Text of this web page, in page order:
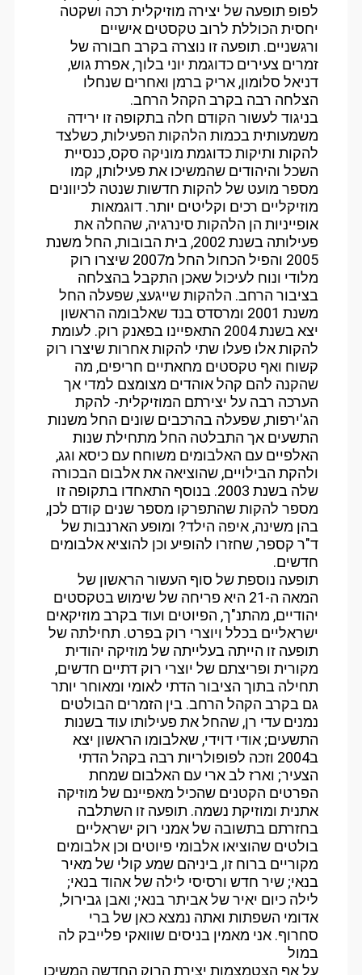
לפופ תופעה של יצירה מוזיקלית רכה ושקטה
יחסית הכוללת לרוב טקסטים אישיים
ורגשניים. תופעה זו נוצרה בקרב חבורה של
זמרים צעירים כדוגמת יוני בלוך, אפרת גוש,
דניאל סלומון, אריק ברמן ואחרים שנחלו
הצלחה רבה בקרב הקהל הרחב.
בניגוד לעשור הקודם חלה בתקופה זו ירידה
משמעותית בכמות הלהקות הפעילות, כשלצד
להקות ותיקות כדוגמת מוניקה סקס, כנסיית
השכל והיהודים שהמשיכו את פעילותן, קמו
מספר מועט של להקות חדשות שנטה לכיוונים
מוזיקליים רכים וקליטים יותר. דוגמאות
אופייניות הן הלהקות סינרגיה, שהחלה את
פעילותה בשנת 2002, בית הבובות, החל משנת
2005 והפיל הכחול החל מ2007 שיצרו רוק
מלודי ונוח לעיכול שאכן התקבל בהצלחה
בציבור הרחב. הלהקות שייגעצ, שפעלה החל
משנת 2001 ומרסדס בנד שאלבומה הראשון
יצא בשנת 2004 התאפיינו בפאנק רוק. לעומת
להקות אלו פעלו שתי להקות אחרות שיצרו רוק
קשוח ואף טקסטים מחאתיים חריפים, מה
שהקנה להם קהל אוהדים מצומצם למדי אך
הערכה רבה על יצירתם המוזיקלית- להקת
הג'ירפות, שפעלה בהרכבים שונים החל משנות
התשעים אך התבלטה החל מתחילת שנות
האלפיים עם האלבומים משוחח עם כיסא וגג,
ולהקת הבילויים, שהוציאה את אלבום הבכורה
שלה בשנת 2003. בנוסף התאחדו בתקופה זו
מספר להקות שהתפרקו מספר שנים קודם לכן,
בהן משינה, איפה הילד? ומופע הארנבות של
ד"ר קספר, שחזרו להופיע וכן להוציא אלבומים
חדשים.
תופעה נוספת של סוף העשור הראשון של
המאה ה-21 היא פריחה של שימוש בטקסטים
יהודיים, מהתנ"ך, הפיוטים ועוד בקרב מוזיקאים
ישראליים בכלל ויוצרי רוק בפרט. תחילתה של
תופעה זו הייתה בעלייתה של מוזיקה יהודית
מקורית ופריצתם של יוצרי רוק דתיים חדשים,
תחילה בתוך הציבור הדתי לאומי ומאוחר יותר
גם בקרב הקהל הרחב. בין הזמרים הבולטים
נמנים עדי רן, שהחל את פעילותו עוד בשנות
התשעים; אודי דוידי, שאלבומו הראשון יצא
ב2004 וזכה לפופולריות רבה בקהל הדתי
הצעיר; וארז לב ארי עם האלבום שמחת
הפרטים הקטנים שהכיל מאפיינם של מוזיקה
אתנית ומוזיקת נשמה. תופעה זו השתלבה
בחזרתם בתשובה של אמני רוק ישראליים
בולטים שהוציאו אלבומי פיוטים וכן אלבומים
מקוריים ברוח זו, ביניהם שמע קולי של מאיר
בנאי; שיר חדש ורסיסי לילה של אהוד בנאי;
לילה כיום יאיר של אביתר בנאי; ואבן גבירול,
אדומי השפתות ואתה נמצא כאן של ברי
סחרוף. אני מאמין בניסים שוואקי פלייבק לה
במול
על אף הצטמצמות יצירת הרוק החדשה המשיכו